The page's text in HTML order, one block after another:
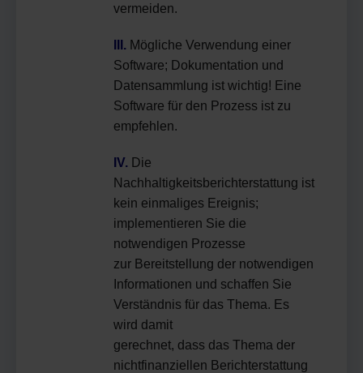
vermeiden.
III. Mögliche Verwendung einer
Software; Dokumentation und
Datensammlung ist wichtig! Eine
Software für den Prozess ist zu
empfehlen.
IV. Die
Nachhaltigkeitsberichterstattung ist
kein einmaliges Ereignis;
implementieren Sie die
notwendigen Prozesse
zur Bereitstellung der notwendigen
Informationen und schaffen Sie
Verständnis für das Thema. Es
wird damit
gerechnet, dass das Thema der
nichtfinanziellen Berichterstattung